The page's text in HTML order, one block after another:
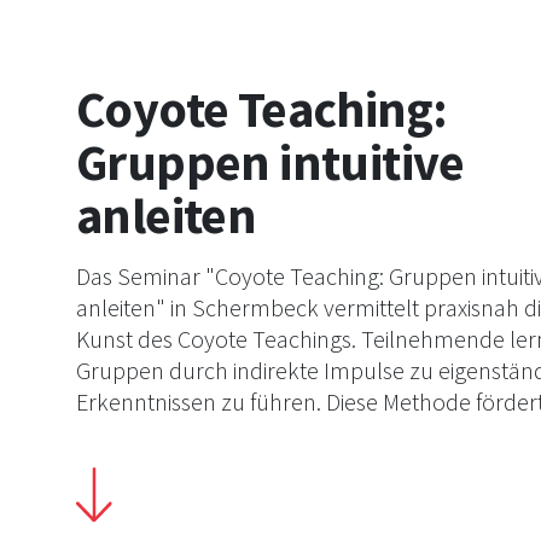
Coyote Teaching:
Gruppen intuitive
anleiten
Das Seminar "Coyote Teaching: Gruppen
anleiten" in Schermbeck vermittelt praxisnah
Kunst des Coyote Teachings. Teilnehmende
Gruppen durch indirekte Impulse zu
Erkenntnissen zu führen. Diese Methode
Pädagog:innen, Trainer:innen und
die ihre didaktischen Fähigkeiten erweitern
Ein inspirierendes Erlebnis für alle, die innovative